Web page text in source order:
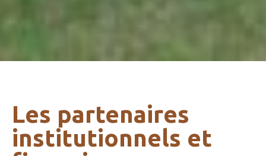
Les partenaires
institutionnels et